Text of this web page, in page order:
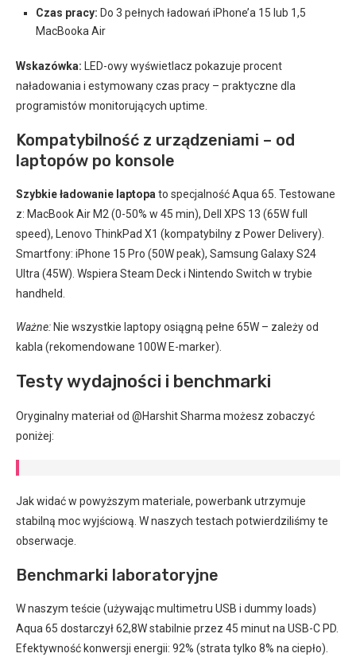
Czas pracy: Do 3 pełnych ładowań iPhone’a 15 lub 1,5
MacBooka Air
Wskazówka: LED-owy wyświetlacz pokazuje procent
naładowania i estymowany czas pracy – praktyczne dla
programistów monitorujących uptime.
Kompatybilność z urządzeniami – od
laptopów po konsole
Szybkie ładowanie laptopa to specjalność Aqua 65. Testowane
z: MacBook Air M2 (0-50% w 45 min), Dell XPS 13 (65W full
speed), Lenovo ThinkPad X1 (kompatybilny z Power Delivery).
Smartfony: iPhone 15 Pro (50W peak), Samsung Galaxy S24
Ultra (45W). Wspiera Steam Deck i Nintendo Switch w trybie
handheld.
Ważne: Nie wszystkie laptopy osiągną pełne 65W – zależy od
kabla (rekomendowane 100W E-marker).
Testy wydajności i benchmarki
Oryginalny materiał od @Harshit Sharma możesz zobaczyć
poniżej:
Jak widać w powyższym materiale, powerbank utrzymuje
stabilną moc wyjściową. W naszych testach potwierdziliśmy te
obserwacje.
Benchmarki laboratoryjne
W naszym teście (używając multimetru USB i dummy loads)
Aqua 65 dostarczył 62,8W stabilnie przez 45 minut na USB-C PD.
Efektywność konwersji energii: 92% (strata tylko 8% na ciepło).